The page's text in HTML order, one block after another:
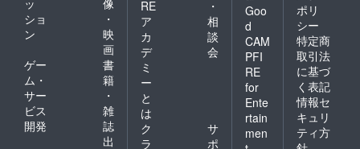
れるらしく、「ガラガ
ラガラガラ」と音が鳴
り響いてしまった。
「並びなよ」と振り向
いて僕に声かけてくれ
るリーダーがいる。そ
の一言が僕を罪悪感で
ッ
ショ
ン
像
・
映
画
ゲー
ム・
サー
ビス
開発
書
籍
・
雑
誌
出
RE
ア
カ
デ
ミ
ー
と
は
・
相
談
会
ク
ラ
サ
ポ
Goo
d
CAM
PFI
RE
for
Ente
rtain
men
ポリ
シー
特定商
取引法
に基づ
く表記
情報セ
キュリ
ティ方